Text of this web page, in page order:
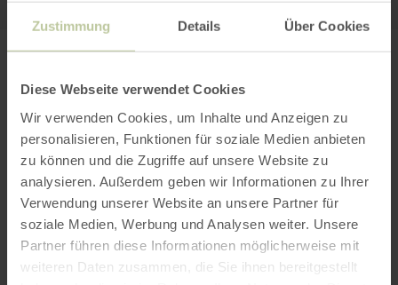
Zustimmung Details Über Cookies
Diese Webseite verwendet Cookies
Wir verwenden Cookies, um Inhalte und Anzeigen zu
personalisieren, Funktionen für soziale Medien anbieten
zu können und die Zugriffe auf unsere Website zu
analysieren. Außerdem geben wir Informationen zu Ihrer
Verwendung unserer Website an unsere Partner für
soziale Medien, Werbung und Analysen weiter. Unsere
Partner führen diese Informationen möglicherweise mit
weiteren Daten zusammen, die Sie ihnen bereitgestellt
ANREISE
per Google Maps
Anfahrt von: